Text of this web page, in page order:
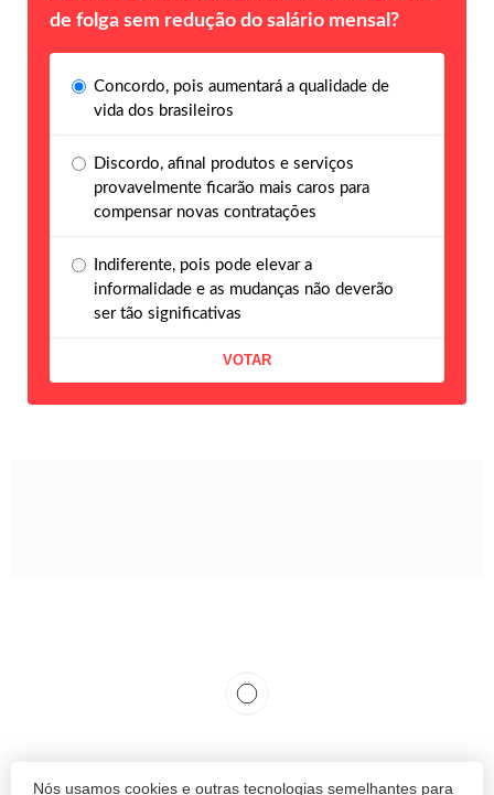
Nós usamos cookies e outras tecnologias semelhantes para
de folga sem redução do salário mensal?
Concordo, pois aumentará a qualidade de
vida dos brasileiros
Discordo, afinal produtos e serviços
provavelmente ficarão mais caros para
compensar novas contratações
Indiferente, pois pode elevar a
informalidade e as mudanças não deverão
ser tão significativas